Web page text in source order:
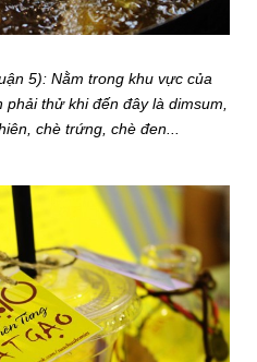
5): Nằm trong khu vực của
thử khi đến đây là dimsum,
chè trứng, chè đen...